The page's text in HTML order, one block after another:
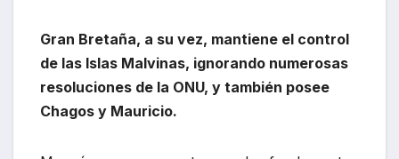
Gran Bretaña, a su vez, mantiene el control
de las Islas Malvinas, ignorando numerosas
resoluciones de la ONU, y también posee
Chagos y Mauricio.